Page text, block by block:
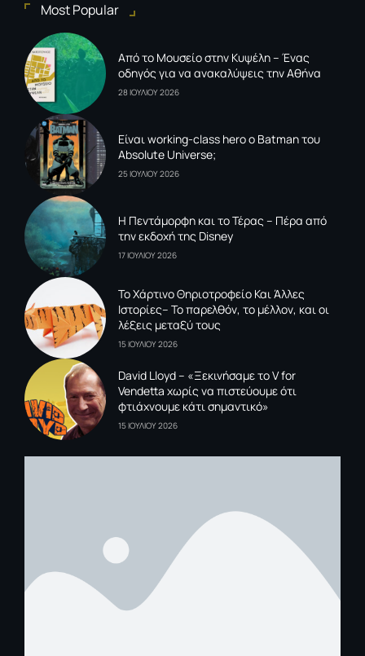
Most Popular
Από το Μουσείο στην Κυψέλη – Ένας
οδηγός για να ανακαλύψεις την Αθήνα
28 ΙΟΥΛΙΟΥ 2026
Είναι working-class hero ο Batman του
Absolute Universe;
25 ΙΟΥΛΙΟΥ 2026
Η Πεντάμορφη και το Τέρας – Πέρα από
την εκδοχή της Disney
17 ΙΟΥΛΙΟΥ 2026
To Xάρτινο Θηριοτροφείο Και Άλλες
Ιστορίες– Το παρελθόν, το μέλλον, και οι
λέξεις μεταξύ τους
15 ΙΟΥΛΙΟΥ 2026
David Lloyd – «Ξεκινήσαμε το V for
Vendetta χωρίς να πιστεύουμε ότι
φτιάχνουμε κάτι σημαντικό»
15 ΙΟΥΛΙΟΥ 2026